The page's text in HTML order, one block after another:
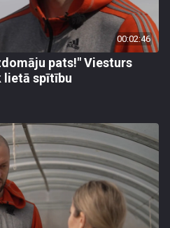
00:02:46
pats!" Viesturs
lietā spītību